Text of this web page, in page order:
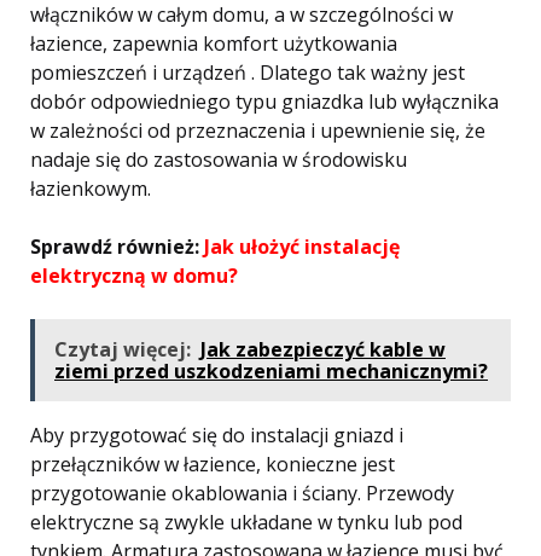
włączników w całym domu, a w szczególności w
łazience, zapewnia komfort użytkowania
pomieszczeń i urządzeń . Dlatego tak ważny jest
dobór odpowiedniego typu gniazdka lub wyłącznika
w zależności od przeznaczenia i upewnienie się, że
nadaje się do zastosowania w środowisku
łazienkowym.
Sprawdź również: Jak ułożyć instalację
elektryczną w domu?
Czytaj więcej: Jak zabezpieczyć kable w
ziemi przed uszkodzeniami mechanicznymi?
Aby przygotować się do instalacji gniazd i
przełączników w łazience, konieczne jest
przygotowanie okablowania i ściany. Przewody
elektryczne są zwykle układane w tynku lub pod